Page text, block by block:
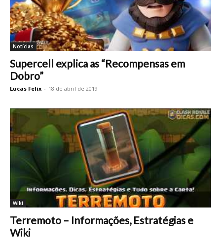
Notícias
Supercell explica as “Recompensas em
Dobro”
Lucas Felix - 18 de abril de 2019
Wiki
Terremoto – Informações, Estratégias e
Wiki